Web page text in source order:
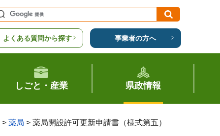
よくある質問から探す 事業者の方へ
しごと・産業 県政情報
> 薬局 > 薬局開設許可更新申請書（様式第五）